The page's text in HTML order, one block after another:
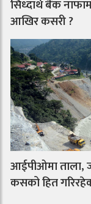
सिध्दार्थ बैंक
आखिर कसरी ?
आईपीओमा ताला,
कसको हित